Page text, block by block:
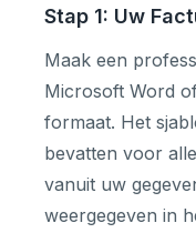
Stap 1: Uw
Maak een
Microsoft Word
formaat. Het
bevatten voor
vanuit uw
weergegeven in